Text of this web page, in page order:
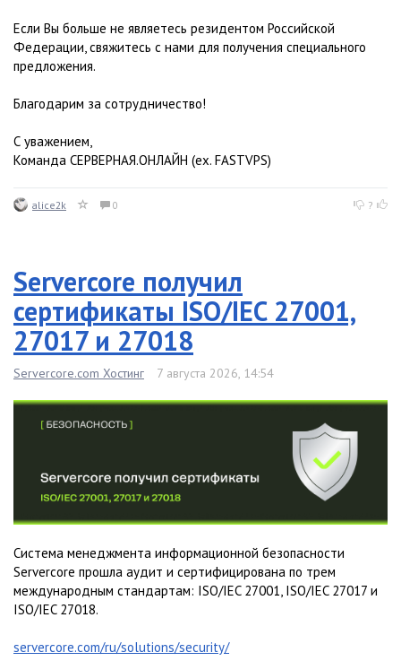
Если Вы больше не являетесь резидентом Российской
Федерации, свяжитесь с нами для получения специального
предложения.
Благодарим за сотрудничество!
С уважением,
Команда СЕРВЕРНАЯ.ОНЛАЙН (ex. FASTVPS)
alice2k 0 ?
Servercore получил
сертификаты ISO/IEC 27001,
27017 и 27018
Servercore.com Хостинг 7 августа 2026, 14:54
Система менеджмента информационной безопасности
Servercore прошла аудит и сертифицирована по трем
международным стандартам: ISO/IEC 27001, ISO/IEC 27017 и
ISO/IEC 27018.
servercore.com/ru/solutions/security/